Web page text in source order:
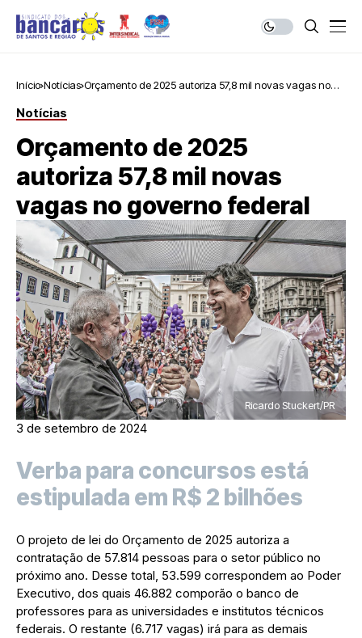
Início Notícias Orçamento de 2025 autoriza 57,8 mil novas vagas no
Notícias
Orçamento de 2025
autoriza 57,8 mil novas
vagas no governo federal
Ricardo Stuckert/PR
3 de setembro de 2024
Verba para concursos está
estipulada em R$ 2 bilhões
O projeto de lei do Orçamento de 2025 autoriza a
contratação de 57.814 pessoas para o setor público no
próximo ano. Desse total, 53.599 correspondem ao Poder
Executivo, dos quais 46.882 comporão o banco de
professores para as universidades e institutos técnicos
federais. O restante (6.717 vagas) irá para as demais